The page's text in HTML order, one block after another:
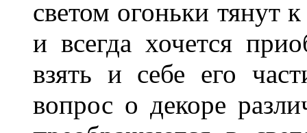
светом огоньки тянут
и всегда хочется
взять и себе его
вопрос о декоре